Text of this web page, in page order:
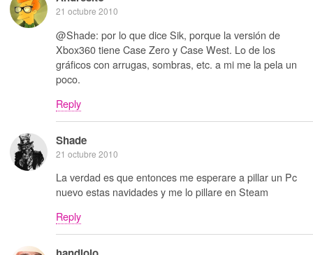
21 octubre 2010
@Shade: por lo que dice Sik, porque la versión de
Xbox360 tiene Case Zero y Case West. Lo de los
gráficos con arrugas, sombras, etc. a mi me la pela un
poco.
Reply
Shade
21 octubre 2010
La verdad es que entonces me esperare a pillar un Pc
nuevo estas navidades y me lo pillare en Steam
Reply